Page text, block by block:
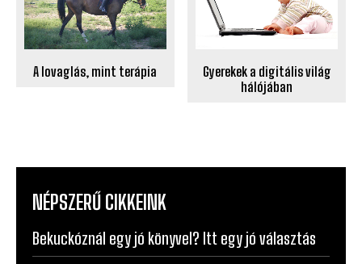
A lovaglás, mint terápia
Gyerekek a digitális világ
hálójában
NÉPSZERŰ CIKKEINK
Bekuckóznál egy jó könyvel? Itt egy jó választás